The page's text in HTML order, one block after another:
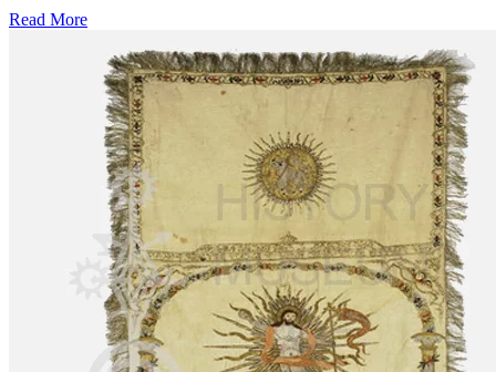
Read More